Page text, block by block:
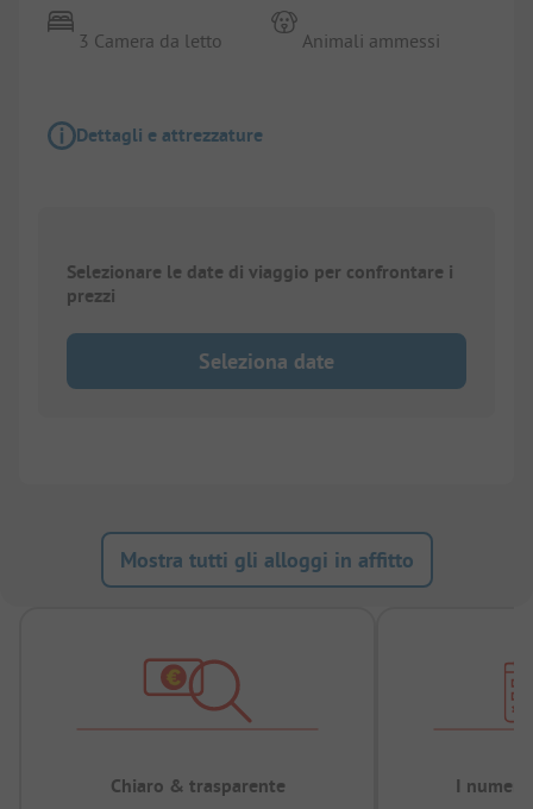
3 Camera da letto Animali ammessi
Dettagli e attrezzature
Selezionare le date di viaggio per confrontare i
prezzi
Seleziona date
Mostra tutti gli alloggi in affitto
Chiaro & trasparente I numeri